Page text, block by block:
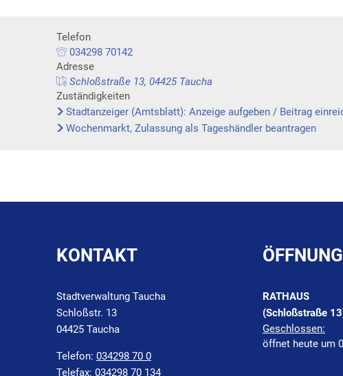
Telefon
034298 70142
Adresse
Schloßstraße 13, 04425 Taucha
Zuständigkeiten
Stadtanzeiger (Amtsblatt): Anzeige aufgeben / Beitrag
Wochenmarkt, Zulassung als Tageshändler beantragen
KONTAKT
Stadtverwaltung Taucha
Schloßstr. 13
04425 Taucha
Telefon: 034298 70 0
Telefax: 034298 70 134
RATHAUS
(Schloßstraße
Klicken, um
Geschlossen:
öffnet heute um